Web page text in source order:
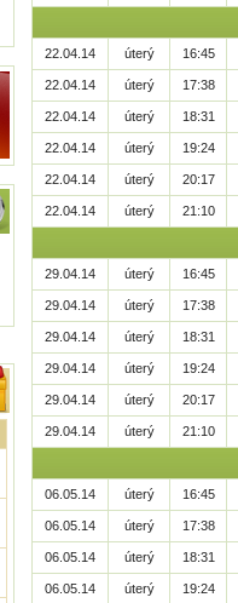
22.04.14 úterý 16:45
22.04.14 úterý 17:38
22.04.14 úterý 18:31
22.04.14 úterý 19:24
22.04.14 úterý 20:17
22.04.14 úterý 21:10
29.04.14 úterý 16:45
29.04.14 úterý 17:38
29.04.14 úterý 18:31
29.04.14 úterý 19:24
29.04.14 úterý 20:17
29.04.14 úterý 21:10
06.05.14 úterý 16:45
06.05.14 úterý 17:38
06.05.14 úterý 18:31
06.05.14 úterý 19:24